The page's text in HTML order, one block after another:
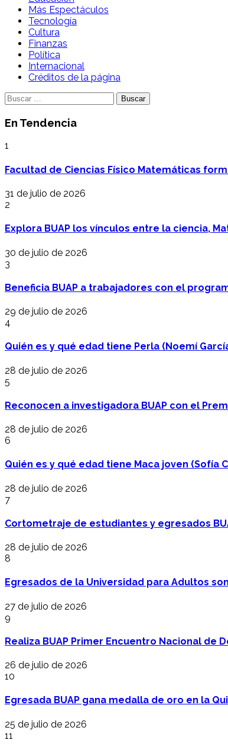
Más Espectáculos
Tecnología
Cultura
Finanzas
Política
Internacional
Créditos de la página
Buscar:
En Tendencia
1
Facultad de Ciencias Físico Matemáticas
31 de julio de 2026
2
Explora BUAP los vínculos entre la ciencia,
30 de julio de 2026
3
Beneficia BUAP a trabajadores con el
29 de julio de 2026
4
Quién es y qué edad tiene Perla (Noemí
28 de julio de 2026
5
Reconocen a investigadora BUAP con el
28 de julio de 2026
6
Quién es y qué edad tiene Maca joven (Sofía
28 de julio de 2026
7
Cortometraje de estudiantes y egresados
28 de julio de 2026
8
Egresados de la Universidad para Adultos
27 de julio de 2026
9
Realiza BUAP Primer Encuentro Nacional de
26 de julio de 2026
10
Egresada BUAP gana medalla de oro en la
25 de julio de 2026
11